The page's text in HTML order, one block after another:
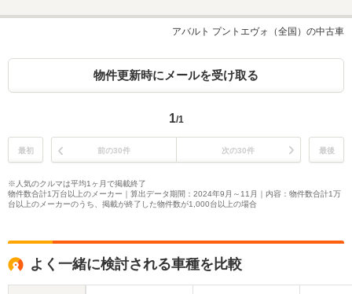
ーター サンシェー
ー オートハイビーム
ラススライディングル
ーフ レザーエクスク
レーダーセーフティー
アバルト プントエヴォ（全国）の中古車
物件更新時にメールを受け取る
1/1
最初 前の30件 次の30件 最後
※人気のクルマは平均1ヶ月で掲載終了
物件数合計1万台以上のメーカー｜算出データ期間：2024年9月～11月｜内容：物件数合計1万
台以上のメーカーのうち、掲載が終了した物件数が1,000台以上の場合
よく一緒に検討される車種を比較